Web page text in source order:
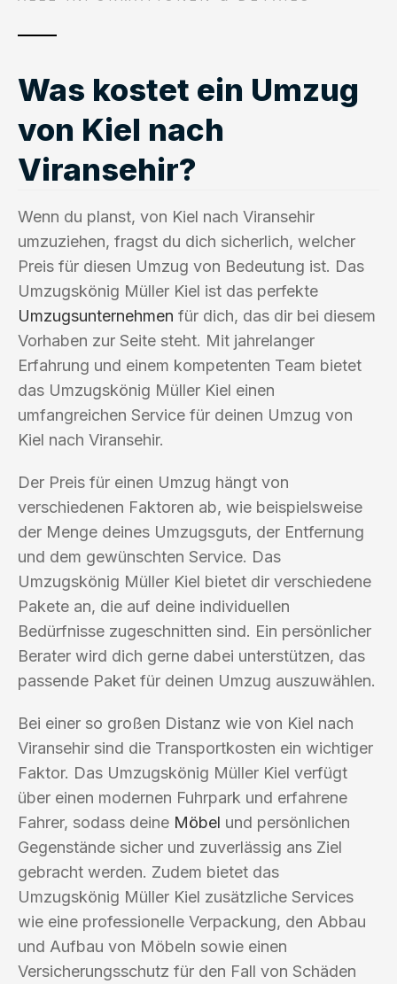
Was kostet ein Umzug
von Kiel nach
Viransehir?
Wenn du planst, von Kiel nach Viransehir
umzuziehen, fragst du dich sicherlich, welcher
Preis für diesen Umzug von Bedeutung ist. Das
Umzugskönig Müller Kiel ist das perfekte
Umzugsunternehmen für dich, das dir bei diesem
Vorhaben zur Seite steht. Mit jahrelanger
Erfahrung und einem kompetenten Team bietet
das Umzugskönig Müller Kiel einen
umfangreichen Service für deinen Umzug von
Kiel nach Viransehir.
Der Preis für einen Umzug hängt von
verschiedenen Faktoren ab, wie beispielsweise
der Menge deines Umzugsguts, der Entfernung
und dem gewünschten Service. Das
Umzugskönig Müller Kiel bietet dir verschiedene
Pakete an, die auf deine individuellen
Bedürfnisse zugeschnitten sind. Ein persönlicher
Berater wird dich gerne dabei unterstützen, das
passende Paket für deinen Umzug auszuwählen.
Bei einer so großen Distanz wie von Kiel nach
Viransehir sind die Transportkosten ein wichtiger
Faktor. Das Umzugskönig Müller Kiel verfügt
über einen modernen Fuhrpark und erfahrene
Fahrer, sodass deine Möbel und persönlichen
Gegenstände sicher und zuverlässig ans Ziel
gebracht werden. Zudem bietet das
Umzugskönig Müller Kiel zusätzliche Services
wie eine professionelle Verpackung, den Abbau
und Aufbau von Möbeln sowie einen
Versicherungsschutz für den Fall von Schäden